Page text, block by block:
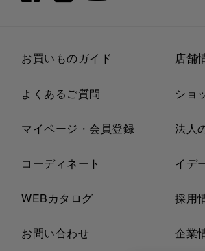
お買いものガイド
よくあるご質問
マイページ・会員登録
コーディネート
WEBカタログ
お問い合わせ
店舗
ショ
法人
イデ
採用
企業